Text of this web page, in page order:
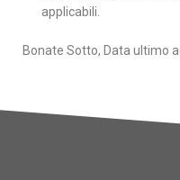
applicabili.
Bonate Sotto, Data ultimo